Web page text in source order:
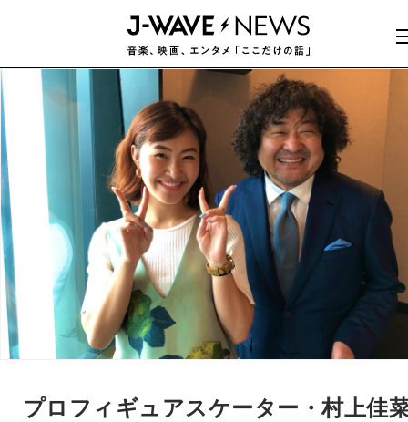
プロフィギュアスケーター・村上佳